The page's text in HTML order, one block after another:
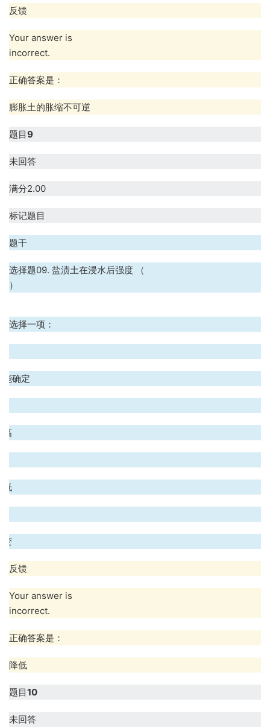
反馈
Your answer is
incorrect.
正确答案是：
膨胀土的胀缩不可逆
题目9
未回答
满分2.00
标记题目
题干
选择题09. 盐渍土在浸水后强度 （
）
选择一项：
能确定
高
低
变
反馈
Your answer is
incorrect.
正确答案是：
降低
题目10
未回答